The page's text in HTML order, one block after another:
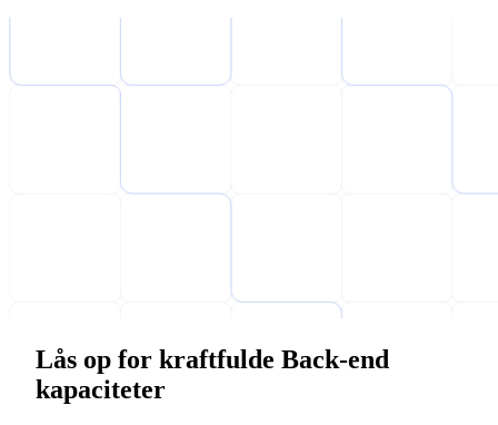
Lås op for kraftfulde Back-end
kapaciteter